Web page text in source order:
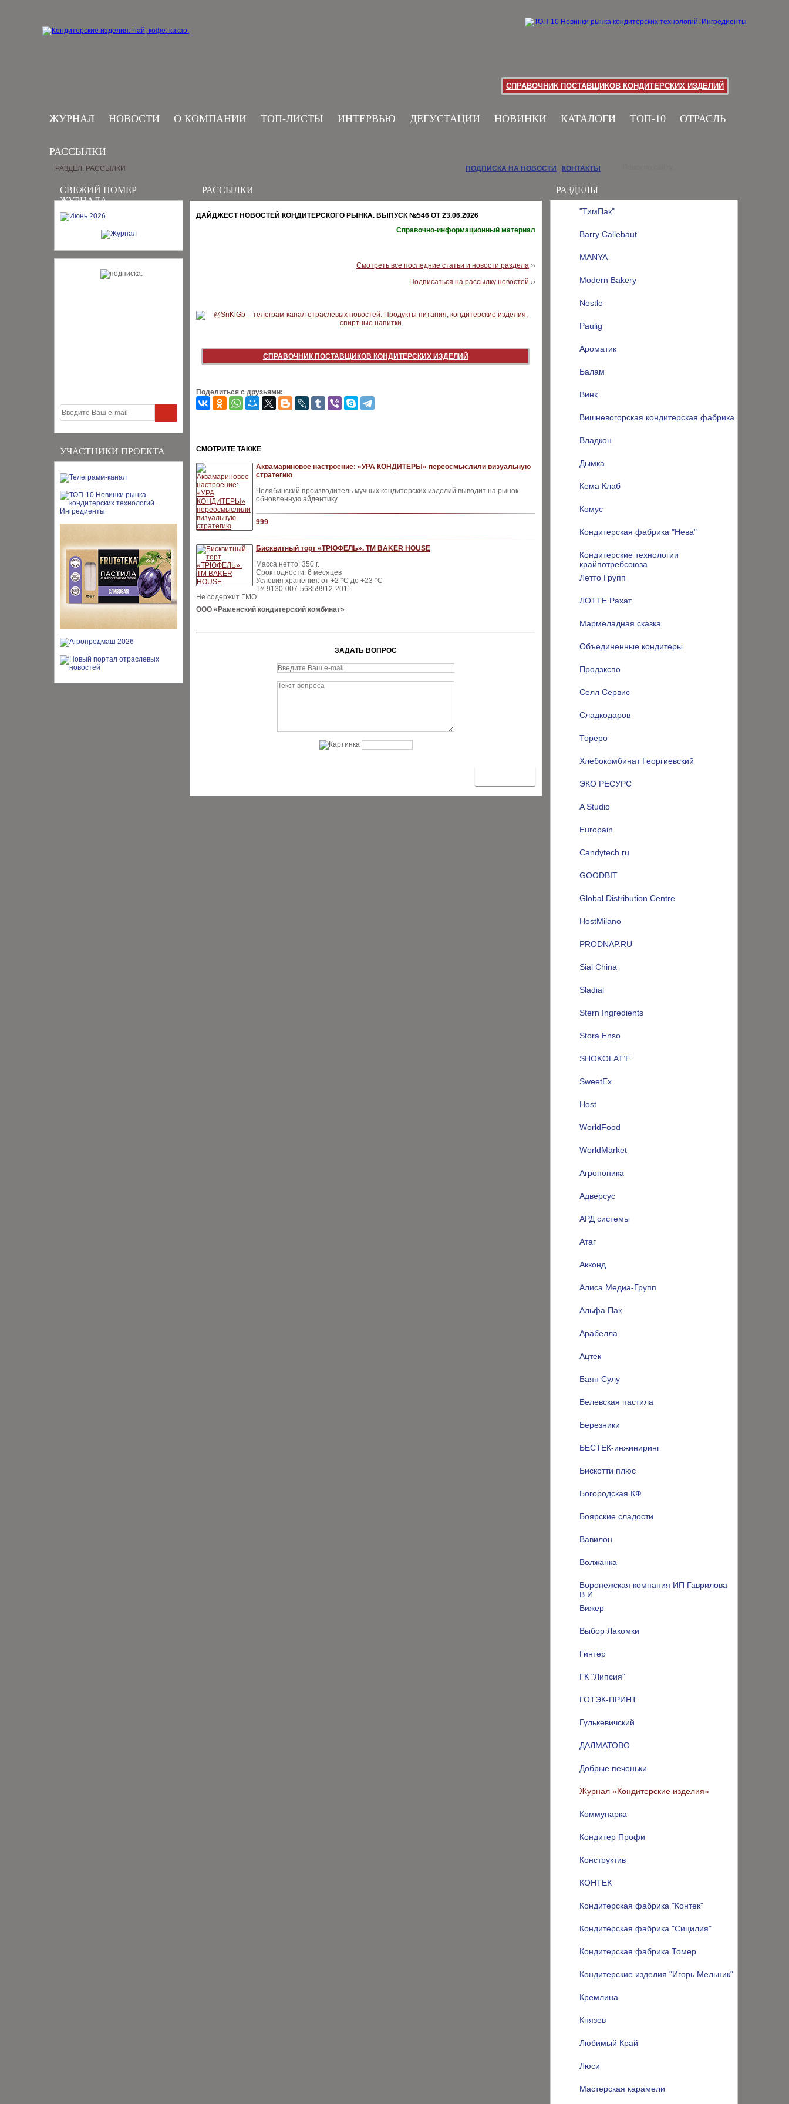
СПРАВОЧНИК ПОСТАВЩИКОВ КОНДИТЕРСКИХ ИЗДЕЛИЙ
ЖУРНАЛ НОВОСТИ О КОМПАНИИ ТОП-ЛИСТЫ ИНТЕРВЬЮ ДЕГУСТАЦИИ НОВИНКИ КАТАЛОГИ ТОП-10 ОТРАСЛЬ
РАССЫЛКИ
СВЕЖИЙ НОМЕР
ЖУРНАЛА
УЧАСТНИКИ ПРОЕКТА
РАЗДЕЛЫ
"ТимПак"
Barry Callebaut
MANYA
Modern Bakery
Nestle
Paulig
Ароматик
Балам
Винк
Вишневогорская кондитерская фабрика
Владкон
Дымка
Кема Клаб
Комус
Кондитерская фабрика "Нева"
Кондитерские технологии
крайпотребсоюза
Летто Групп
ЛОТТЕ Рахат
Мармеладная сказка
Объединенные кондитеры
Продэкспо
Селл Сервис
Сладкодаров
Тореро
Хлебокомбинат Георгиевский
ЭКО РЕСУРС
A Studio
Europain
Candytech.ru
GOODBIT
Global Distribution Centre
HostMilano
PRODNAP.RU
Sial China
Sladial
Stern Ingredients
Stora Enso
SHOKOLAT’E
SweetEx
Host
WorldFood
WorldMarket
Агропоника
Адверсус
АРД системы
Атаг
Акконд
Алиса Медиа-Групп
Альфа Пак
Арабелла
Ацтек
Баян Сулу
Белевская пастила
Березники
БЕСТЕК-инжиниринг
Бискотти плюс
Богородская КФ
Боярские сладости
Вавилон
Волжанка
Воронежская компания ИП Гаврилова
В.И.
Вижер
Выбор Лакомки
Гинтер
ГК "Липсия"
ГОТЭК-ПРИНТ
Гулькевичский
ДАЛМАТОВО
Добрые печеньки
Журнал «Кондитерские изделия»
Коммунарка
Кондитер Профи
Конструктив
КОНТЕК
Кондитерская фабрика "Контек"
Кондитерская фабрика "Сицилия"
Кондитерская фабрика Томер
Кондитерские изделия "Игорь Мельник"
Кремлина
Князев
Любимый Край
Люси
Мастерская карамели
РАЗДЕЛ: РАССЫЛКИ ПОДПИСКА НА НОВОСТИ КОНТАКТЫ
РАССЫЛКИ
ДАЙДЖЕСТ НОВОСТЕЙ КОНДИТЕРСКОГО РЫНКА. ВЫПУСК №546 ОТ 23.06.2026
Справочно-информационный материал
Смотреть все последние статьи и новости раздела ››
Подписаться на рассылку новостей ››
СПРАВОЧНИК ПОСТАВЩИКОВ КОНДИТЕРСКИХ ИЗДЕЛИЙ
Поделиться с друзьями:
CМОТРИТЕ ТАКЖЕ
Аквамариновое настроение: «УРА КОНДИТЕРЫ» переосмыслили визуальную
стратегию
Челябинский производитель мучных кондитерских изделий выводит на рынок
обновленную айдентику
999
Бисквитный торт «ТРЮФЕЛЬ». ТМ BAKER HOUSE
Масса нетто: 350 г.
Срок годности: 6 месяцев
Условия хранения: от +2 °С до +23 °С
ТУ 9130-007-56859912-2011
Не содержит ГМО
ООО «Раменский кондитерский комбинат»
ЗАДАТЬ ВОПРОС